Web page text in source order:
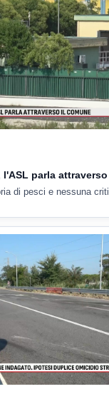
l'ASL parla
di pesci e nessuna